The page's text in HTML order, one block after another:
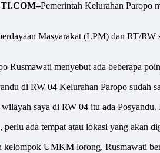
Pemerintah Kelurahan Paropo
Masyarakat (LPM) dan RT/
Rusmawati menyebut ada beberapa
di RW 04 Kelurahan Paropo sudah
saya di RW 04 itu ada
ada tempat atau lokasi yang akan
kelompok UMKM lorong. Rusmawati